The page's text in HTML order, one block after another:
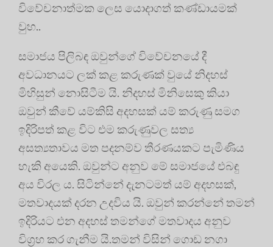
විවේචනාත්මක ලෙස යොදාගත් කණ්ඩායමක්
වුහ..
සමාජය පිලිබඳ ඔවුන්ගේ විවේචනයේ දී
අවධානයට ලක් කළ කරුණක් වුයේ නිදහස්
මිහිසුන් නොසිටීම යි. නිදහස් මිනිසෙකු කියා
ඔවුන් කීවේ යම්කිසි අදහසක් යම් කරුණු සමග
ඉදිරිපත් කළ විට එම කරුණුවල සත්‍ය
අසත්‍යතාවය මත පදනම්ව තීරණයකට පැමිණිය
හැකි අයෙකි. ඔවුන්ට අනුව මේ සමාජයේ එබඳු
අය විරල ය. සිටින්නේ දැනටමත් යම් අදහසක්,
මතවාදයක් දරන උදවිය යි. ඔවුන් කරන්නේ තමන්
ඉදිරියට එන අදහස් තමන්ගේ මතවාදය අනුව
විග්‍රහ කර ගැනීම යි.තමන් විසින් ගොඩ නගා